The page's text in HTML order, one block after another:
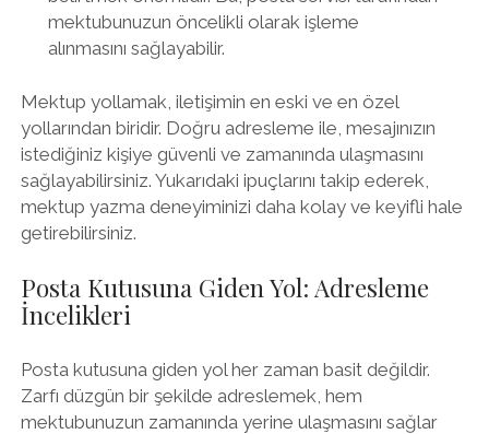
mektubunuzun öncelikli olarak işleme
alınmasını sağlayabilir.
Mektup yollamak, iletişimin en eski ve en özel
yollarından biridir. Doğru adresleme ile, mesajınızın
istediğiniz kişiye güvenli ve zamanında ulaşmasını
sağlayabilirsiniz. Yukarıdaki ipuçlarını takip ederek,
mektup yazma deneyiminizi daha kolay ve keyifli hale
getirebilirsiniz.
Posta Kutusuna Giden Yol: Adresleme
İncelikleri
Posta kutusuna giden yol her zaman basit değildir.
Zarfı düzgün bir şekilde adreslemek, hem
mektubunuzun zamanında yerine ulaşmasını sağlar